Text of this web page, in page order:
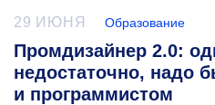
29 ИЮНЯ Образование
Промдизайнер 2.0:
недостаточно, надо
и программистом